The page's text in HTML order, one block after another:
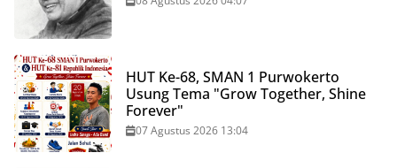
HUT Ke-68, SMAN 1 Purwokerto
Usung Tema "Grow Together, Shine
Forever"
07 Agustus 2026 13:04